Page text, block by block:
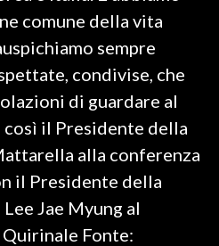
comune della vita
sempre
condivise, che
di guardare al
il Presidente della
alla conferenza
il Presidente della
Jae Myung al
Fonte: